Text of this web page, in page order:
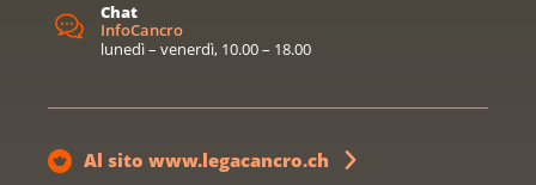
Chat
InfoCancro
lunedì – venerdì, 10.00 – 18.00
Al sito www.legacancro.ch